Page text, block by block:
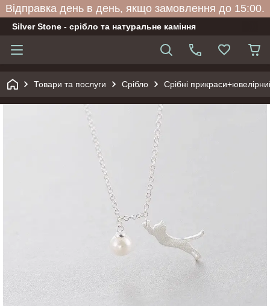
Відправка день в день, якщо замовлення до 15:00.
Silver Stone - срібло та натуральне каміння
Товари та послуги Срібло Срібні